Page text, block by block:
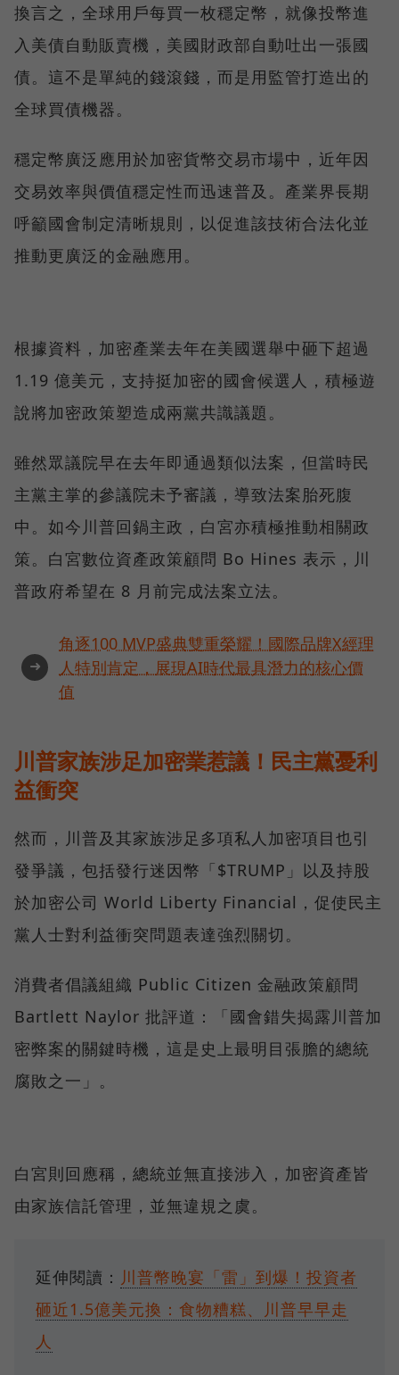
換言之，全球用戶每買一枚穩定幣，就像投幣進
入美債自動販賣機，美國財政部自動吐出一張國
債。這不是單純的錢滾錢，而是用監管打造出的
全球買債機器。
穩定幣廣泛應用於加密貨幣交易市場中，近年因
交易效率與價值穩定性而迅速普及。產業界長期
呼籲國會制定清晰規則，以促進該技術合法化並
推動更廣泛的金融應用。
根據資料，加密產業去年在美國選舉中砸下超過
1.19 億美元，支持挺加密的國會候選人，積極遊
說將加密政策塑造成兩黨共識議題。
雖然眾議院早在去年即通過類似法案，但當時民
主黨主掌的參議院未予審議，導致法案胎死腹
中。如今川普回鍋主政，白宮亦積極推動相關政
策。白宮數位資產政策顧問 Bo Hines 表示，川
普政府希望在 8 月前完成法案立法。
➜
角逐100 MVP盛典雙重榮耀！國際品牌X經理
人特別肯定，展現AI時代最具潛力的核心價
值
川普家族涉足加密業惹議！民主黨憂利
益衝突
然而，川普及其家族涉足多項私人加密項目也引
發爭議，包括發行迷因幣「$TRUMP」以及持股
於加密公司 World Liberty Financial，促使民主
黨人士對利益衝突問題表達強烈關切。
消費者倡議組織 Public Citizen 金融政策顧問
Bartlett Naylor 批評道：「國會錯失揭露川普加
密弊案的關鍵時機，這是史上最明目張膽的總統
腐敗之一」。
白宮則回應稱，總統並無直接涉入，加密資產皆
由家族信託管理，並無違規之虞。
延伸閱讀： 川普幣晚宴「雷」到爆！投資者
砸近1.5億美元換：食物糟糕、川普早早走
人